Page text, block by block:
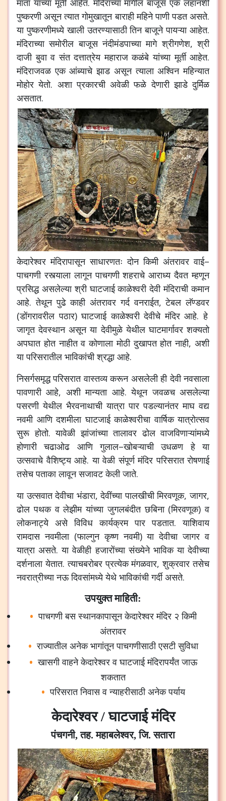
पुष्करणी असून त्यात गोमुखातून बाराही महिने पाणी पडत असते.
या पुष्करणीमध्ये खाली उतरण्यासाठी तिन बाजूने पायऱ्या आहेत.
मंदिराच्या समोरील बाजूस नंदीमंडपाच्या मागे श्रीगणेश,श्री
दाजी बुवा व संत दत्तात्रेय महाराज कळंबे यांच्या मूर्ती आहेत.
मंदिराजवळ एक आंब्याचे झाड असून त्याला अश्विन महिन्यात
मोहोर येतो. अशा प्रकारची अवेळी फळे देणारी झाडे दुर्मिळ
असतात.
केदारेश्वर मंदिरापासून साधारणतः दोन किमी अंतरावर वाई–
पाचगणी रस्त्याला लागून पाचगणी शहराचे आराध्य दैवत म्हणून
प्रसिद्ध असलेल्या श्री घाटजाई काळेश्वरी देवी मंदिराची कमान
आहे.तेथून पुढे काही अंतरावर गर्द वनराईत,टेबल लॅण्डवर
(डोंगरावरील पठार)घाटजाई काळेश्वरी देवीचे मंदिर आहे.हे
जागृत देवस्थान असून या देवीमुळे येथील घाटमार्गावर शक्यतो
अपघात होत नाहीत व कोणाला मोठी दुखापत होत नाही,अशी
या परिसरातील भाविकांची श्रद्धा आहे.
निसर्गसमृद्ध परिसरात वास्तव्य करून असलेली ही देवी नवसाला
पावणारी आहे, अशी मान्यता आहे.येथून जवळच असलेल्या
पसरणी येथील भैरवनाथाची यात्रा पार पडल्यानंतर माघ वद्य
नवमी आणि दशमीला घाटजाई काळेश्वरीचा वार्षिक यात्रोत्सव
सुरू होतो.यावेळी झांजांच्या तालावर ढोल वाजविणाऱ्यांमध्ये
होणारी चढाओढ आणि गुलाल–खोबऱ्याची उधळण हे या
उत्सवाचे वैशिष्ट्य आहे.या वेळी संपूर्ण मंदिर परिसरात रोषणाई
तसेच पताका लावून सजावट केली जाते.
या उत्सवात देवीचा भंडारा,देवींच्या पालखीची मिरवणूक,जागर,
ढोल पथक व लेझीम यांच्या जुगलबंदीत छबिना(मिरवणूक)व
लोकनाट्ये असे विविध कार्यक्रम पार पडतात.याशिवाय
रामदास नवमीला(फाल्गुन कृष्ण नवमी)या देवीचा जागर व
यात्रा असते.या वेळीही हजारोंच्या संख्येने भाविक या देवीच्या
दर्शनाला येतात.त्याचबरोबर प्रत्येक मंगळवार,शुक्रवार तसेच
नवरात्रीच्या नऊ दिवसांमध्ये येथे भाविकांची गर्दी असते.
उपयुक्त माहिती:
पाचगणी बस स्थानकापासून केदारेश्वर मंदिर २ किमी
अंतरावर
राज्यातील अनेक भागांतून पाचगणीसाठी एसटी सुविधा
खासगी वाहने केदारेश्वर व घाटजाई मंदिरापर्यंत जाऊ
शकतात
परिसरात निवास व न्याहरीसाठी अनेक पर्याय
केदारेश्वर / घाटजाई मंदिर
पंचगनी, तह. महाबलेश्वर, जि. सतारा